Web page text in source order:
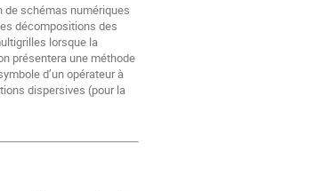
de schémas numériques
décompositions des
lorsque la
présentera une méthode
d’un opérateur à
dispersives (pour la